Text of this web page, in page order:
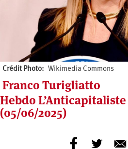
Crédit Photo Wikimedia Commons
Franco Turigliatto
Hebdo L’Anticapitaliste
(05/06/2025)